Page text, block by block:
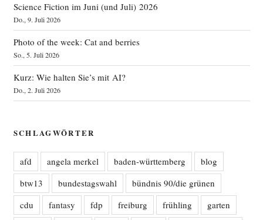
Science Fiction im Juni (und Juli) 2026
Do., 9. Juli 2026
Photo of the week: Cat and berries
So., 5. Juli 2026
Kurz: Wie halten Sie’s mit AI?
Do., 2. Juli 2026
SCHLAGWÖRTER
afd angela merkel baden-württemberg
blog
btw13
bundestagswahl
bündnis 90/die grünen
cdu
fantasy fdp freiburg frühling
garten